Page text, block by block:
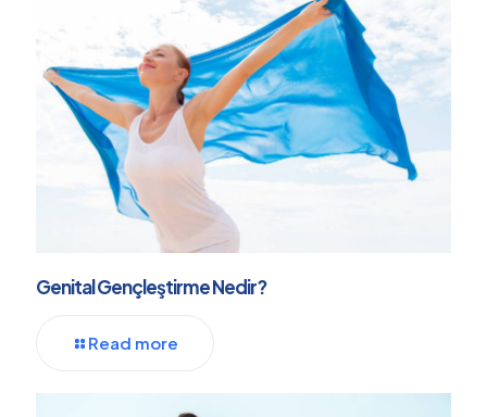
Genital Gençleştirme Nedir?
Read more